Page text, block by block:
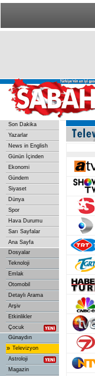
Son Dakika
Yazarlar
News in English
Günün İçinden
Ekonomi
Gündem
Siyaset
Dünya
Spor
Hava Durumu
Sarı Sayfalar
Ana Sayfa
Dosyalar
Teknoloji
Emlak
Otomobil
Detaylı Arama
Arşiv
Etkinlikler
Çocuk
Günaydın
» Televizyon
Astroloji
Magazin